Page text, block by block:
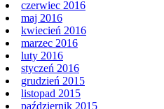
czerwiec 2016
maj 2016
kwiecień 2016
marzec 2016
luty 2016
styczeń 2016
grudzień 2015
listopad 2015
październik 2015